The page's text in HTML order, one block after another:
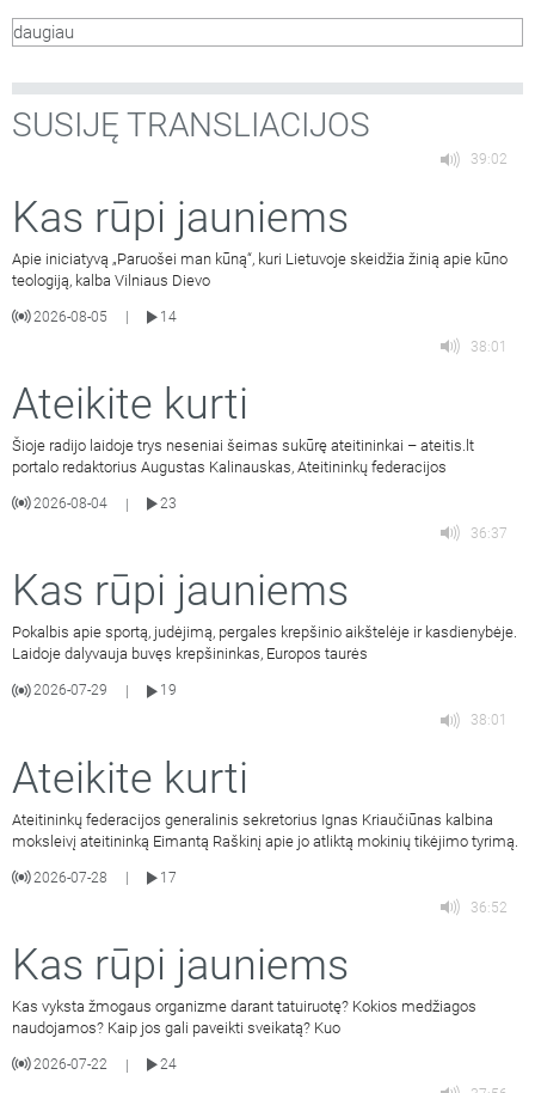
riboti kalbą ir ar visiška
daugiau
SUSIJĘ TRANSLIACIJOS
39:02
Kas rūpi jauniems
Apie iniciatyvą „Paruošei man kūną“, kuri Lietuvoje skeidžia žinią apie kūno
teologiją, kalba Vilniaus Dievo
2026-08-05
14
38:01
Ateikite kurti
Šioje radijo laidoje trys neseniai šeimas sukūrę ateitininkai – ateitis.lt
portalo redaktorius Augustas Kalinauskas, Ateitininkų federacijos
2026-08-04 |
23
36:37
Kas rūpi jauniems
Pokalbis apie sportą, judėjimą, pergales krepšinio aikštelėje ir kasdienybėje.
Laidoje dalyvauja buvęs krepšininkas, Europos taurės
2026-07-29
19
38:01
Ateikite kurti
Ateitininkų federacijos generalinis sekretorius Ignas Kriaučiūnas kalbina
moksleivį ateitininką Eimantą Raškinį apie jo atliktą mokinių tikėjimo tyrimą.
2026-07-28
17
36:52
Kas rūpi jauniems
Kas vyksta žmogaus organizme darant tatuiruotę? Kokios medžiagos
naudojamos? Kaip jos gali paveikti sveikatą? Kuo
2026-07-22 |
24